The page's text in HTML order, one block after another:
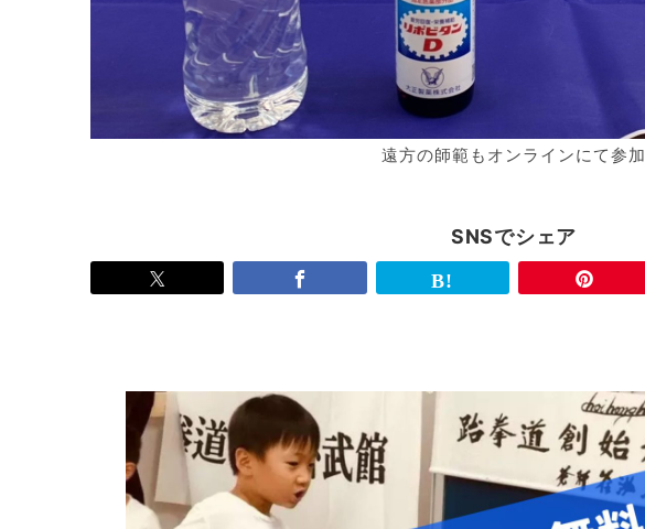
遠方の師範もオンラインにて参加
SNSでシェア